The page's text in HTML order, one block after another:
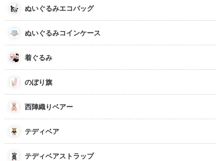
ぬいぐるみエコバッグ
ぬいぐるみコインケース
着ぐるみ
のぼり旗
西陣織りベアー
テディベア
テディベアストラップ